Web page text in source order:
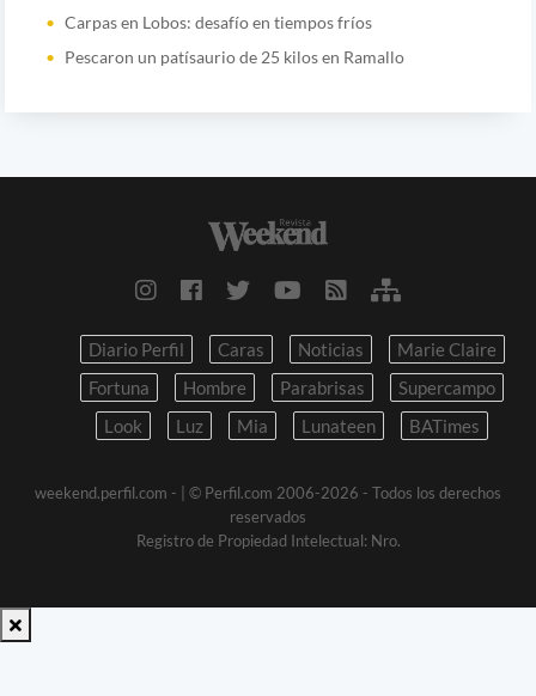
Carpas en Lobos: desafío en tiempos fríos
Pescaron un patísaurio de 25 kilos en Ramallo
Diario Perfil Caras Noticias
Marie Claire
Fortuna
Hombre Parabrisas
Supercampo
Look
Luz Mia Lunateen BATimes
weekend.perfil.com -
| © Perfil.com 2006-2026 - Todos los derechos
reservados
Registro de Propiedad Intelectual: Nro.